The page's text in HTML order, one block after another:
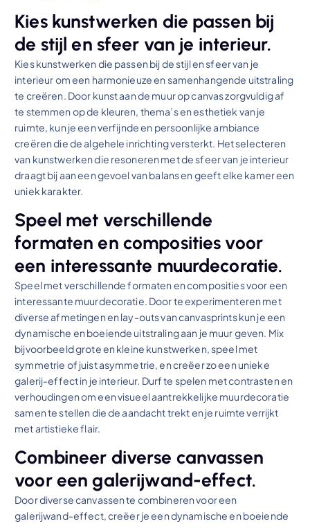
Kies kunstwerken die passen bij
de stijl en sfeer van je interieur.
Kies kunstwerken die passen bij de stijl en sfeer van je
interieur om een harmonieuze en samenhangende uitstraling
te creëren. Door kunst aan de muur op canvas zorgvuldig af
te stemmen op de kleuren, thema’s en esthetiek van je
ruimte, kun je een verfijnde en persoonlijke ambiance
creëren die de algehele inrichting versterkt. Het selecteren
van kunstwerken die resoneren met de sfeer van je interieur
draagt bij aan een gevoel van balans en geeft elke kamer een
uniek karakter.
Speel met verschillende
formaten en composities voor
een interessante muurdecoratie.
Speel met verschillende formaten en composities voor een
interessante muurdecoratie. Door te experimenteren met
diverse afmetingen en lay-outs van canvasprints kun je een
dynamische en boeiende uitstraling aan je muur geven. Mix
bijvoorbeeld grote en kleine kunstwerken, speel met
symmetrie of juist asymmetrie, en creëer zo een unieke
galerij-effect in je interieur. Durf te spelen met contrasten en
verhoudingen om een visueel aantrekkelijke muurdecoratie
samen te stellen die de aandacht trekt en je ruimte verrijkt
met artistieke flair.
Combineer diverse canvassen
voor een galerijwand-effect.
Door diverse canvassen te combineren voor een
galerijwand-effect, creëer je een dynamische en boeiende